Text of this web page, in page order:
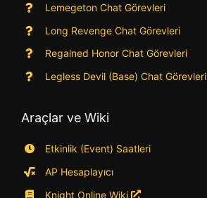
Lemegeton Chat Görevleri
Long Revenge Chat Görevleri
Regained Honor Chat Görevleri
Legless Devil (Base) Chat Görevleri
Araçlar ve Wiki
Etkinlik (Event) Saatleri
AP Hesaplayıcı
Knight Online Wiki